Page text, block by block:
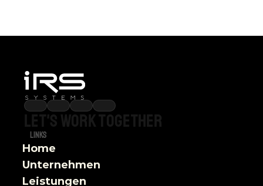
Let'sworktogether
Links
Home
Unternehmen
Leistungen